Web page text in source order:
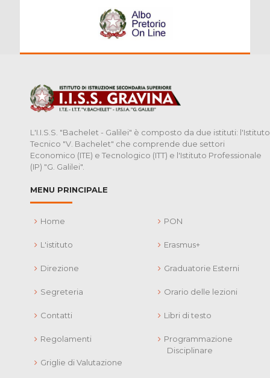
L'I.I.S.S. "Bachelet - Galilei" è composto da due istituti: l'Istituto
Tecnico "V. Bachelet" che comprende due settori
Economico (ITE) e Tecnologico (ITT) e l'Istituto Professionale
(IP) "G. Galilei".
MENU PRINCIPALE
Home
L'istituto
Direzione
Segreteria
Contatti
Regolamenti
Griglie di Valutazione
PON
Erasmus+
Graduatorie Esterni
Orario delle lezioni
Libri di testo
Programmazione
Disciplinare